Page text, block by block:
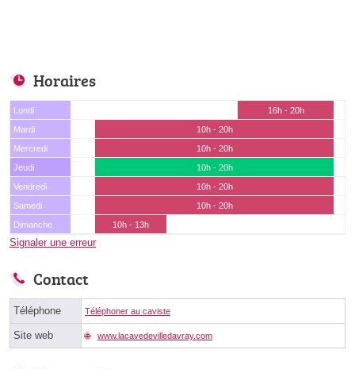
Horaires
Lundi
16h - 20h
Mardi
10h - 20h
Mercredi
10h - 20h
Jeudi
10h - 20h
Vendredi
10h - 20h
Samedi
10h - 20h
Dimanche
10h - 13h
Signaler une erreur
Contact
Téléphone Téléphoner au caviste
Site web www.lacavedevilledavray.com